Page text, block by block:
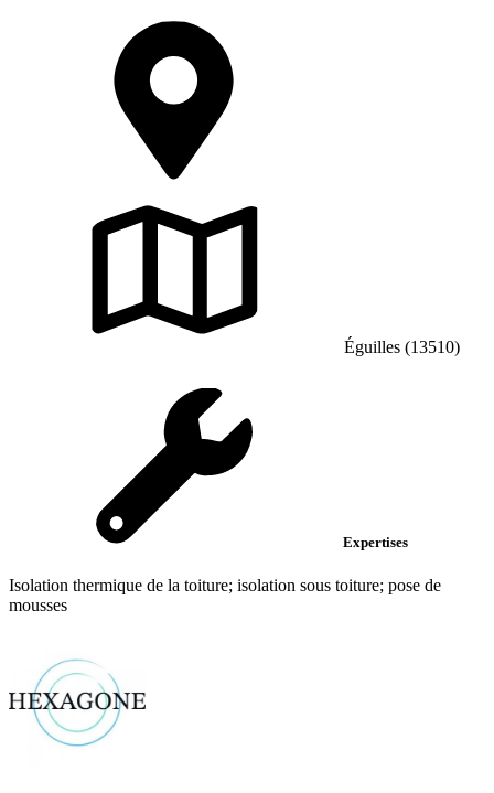
Éguilles (13510)
Expertises
Isolation thermique de la toiture; isolation sous toiture; pose de
mousses